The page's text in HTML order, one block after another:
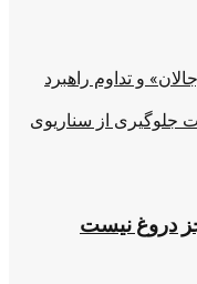
و تداوم راهبرد
جلوگیری از سناریوی
دروغ نیست